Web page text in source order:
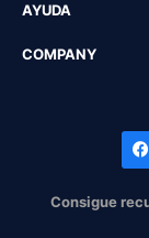
AYUDA
COMPANY
Consigue